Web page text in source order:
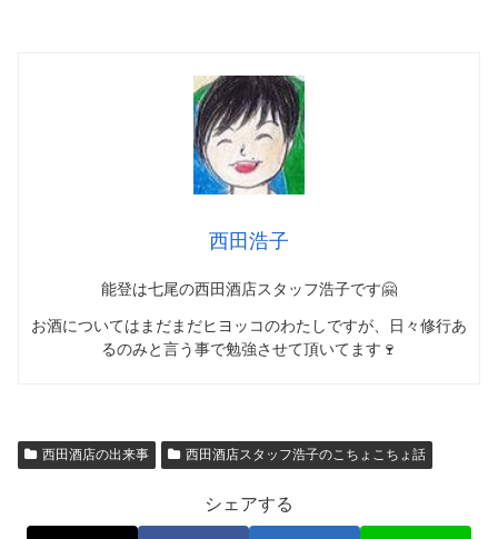
西田浩子
能登は七尾の西田酒店スタッフ浩子です🤗
お酒についてはまだまだヒヨッコのわたしですが、日々修行あ
るのみと言う事で勉強させて頂いてます🍷
西田酒店の出来事 西田酒店スタッフ浩子のこちょこちょ話
シェアする